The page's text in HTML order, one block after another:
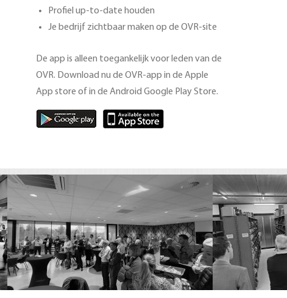
Profiel up-to-date houden
Je bedrijf zichtbaar maken op de OVR-site
De app is alleen toegankelijk voor leden van de
OVR. Download nu de OVR-app in de Apple
App store of in de Android Google Play Store.